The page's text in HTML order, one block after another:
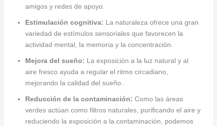
amigos y redes de apoyo.
Estimulación cognitiva: La naturaleza ofrece una gran
variedad de estímulos sensoriales que favorecen la
actividad mental, la memoria y la concentración.
Mejora del sueño: La exposición a la luz natural y al
aire fresco ayuda a regular el ritmo circadiano,
mejorando la calidad del sueño.
Reducción de la contaminación: Como las áreas
verdes actúan como filtros naturales, purificando el aire y
reduciendo la exposición a la contaminación, podemos